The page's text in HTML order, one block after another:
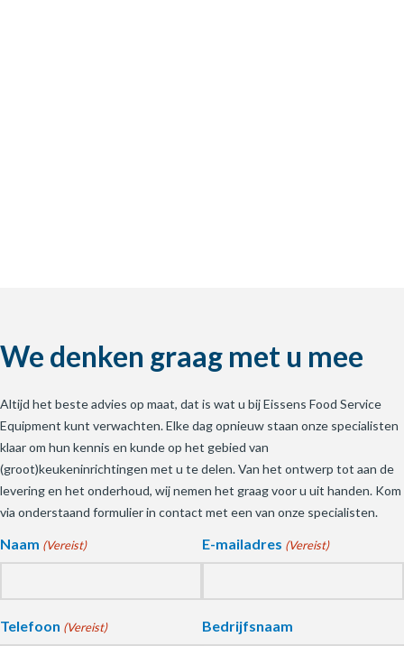
We denken graag met u mee
Altijd het beste advies op maat, dat is wat u bij Eissens Food Service
Equipment kunt verwachten. Elke dag opnieuw staan onze specialisten
klaar om hun kennis en kunde op het gebied van
(groot)keukeninrichtingen met u te delen. Van het ontwerp tot aan de
levering en het onderhoud, wij nemen het graag voor u uit handen. Kom
via onderstaand formulier in contact met een van onze specialisten.
Naam (Vereist) E-mailadres (Vereist)
Telefoon (Vereist) Bedrijfsnaam